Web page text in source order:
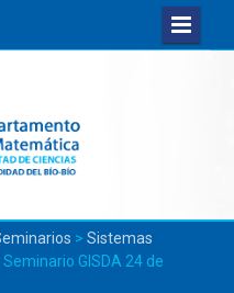
> Sistemas
Seminario GISDA 24 de